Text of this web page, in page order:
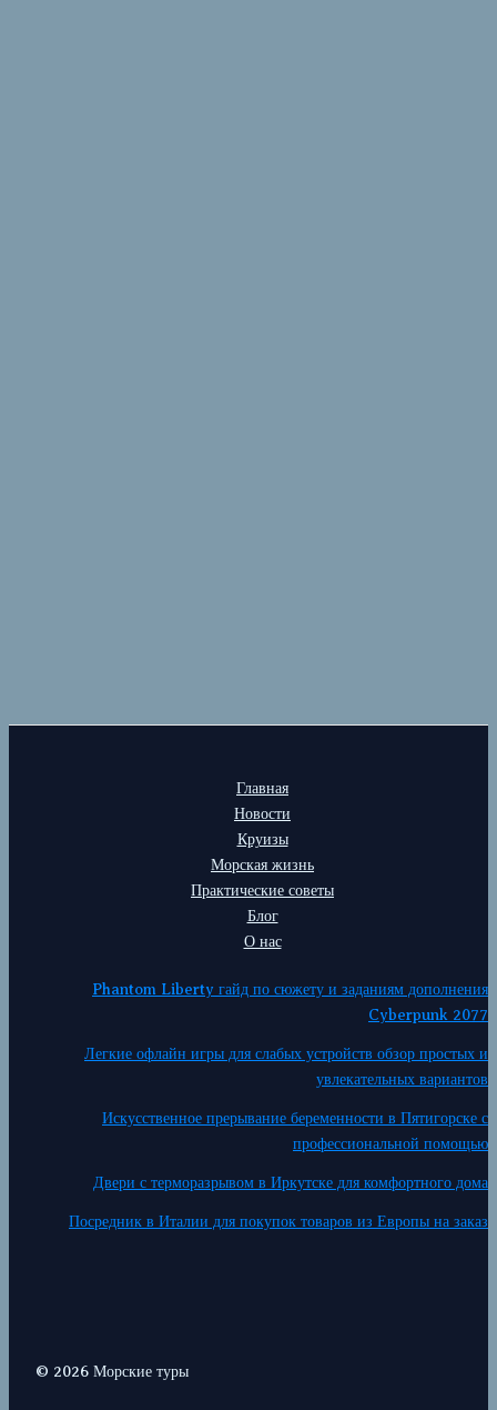
Главная
Новости
Круизы
Морская жизнь
Практические советы
Блог
О нас
Phantom Liberty гайд по сюжету и заданиям дополнения
Cyberpunk 2077
Легкие офлайн игры для слабых устройств обзор простых и
увлекательных вариантов
Искусственное прерывание беременности в Пятигорске с
профессиональной помощью
Двери с терморазрывом в Иркутске для комфортного дома
Посредник в Италии для покупок товаров из Европы на заказ
© 2026 Морские туры